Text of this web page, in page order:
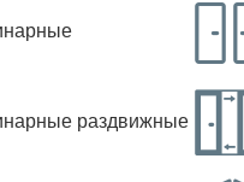
раздвижные